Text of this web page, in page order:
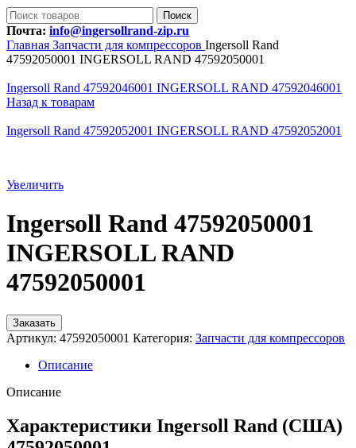
Поиск
Почта: info@ingersollrand-zip.ru
Главная Запчасти для компрессоров Ingersoll Rand
47592050001 INGERSOLL RAND 47592050001
Ingersoll Rand 47592046001 INGERSOLL RAND 47592046001
Назад к товарам
Ingersoll Rand 47592052001 INGERSOLL RAND 47592052001
Увеличить
Ingersoll Rand 47592050001
INGERSOLL RAND
47592050001
Заказать
Артикул: 47592050001 Категория: Запчасти для компрессоров
Описание
Описание
Характеристики Ingersoll Rand (США)